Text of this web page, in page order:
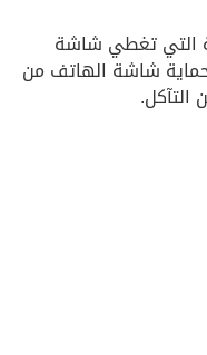
التي تغطي شاشة
شاشة الهاتف من
التآكل.